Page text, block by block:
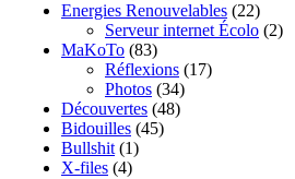
Energies Renouvelables (22)
Serveur internet Écolo (2)
MaKoTo (83)
Réflexions (17)
Photos (34)
Découvertes (48)
Bidouilles (45)
Bullshit (1)
X-files (4)